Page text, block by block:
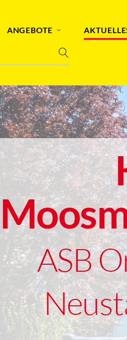
ANGEBOTE
ASB